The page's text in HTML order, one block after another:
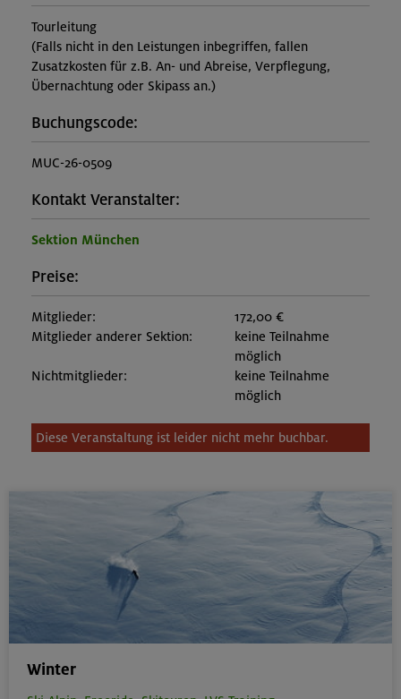
Tourleitung
(Falls nicht in den Leistungen inbegriffen, fallen
Zusatzkosten für z.B. An- und Abreise, Verpflegung,
Übernachtung oder Skipass an.)
Buchungscode:
MUC-26-0509
Kontakt Veranstalter:
Sektion München
Preise:
Mitglieder:
172,00 €
Mitglieder anderer Sektion:
keine Teilnahme
möglich
Nichtmitglieder:
keine Teilnahme
möglich
Diese Veranstaltung ist leider nicht mehr buchbar.
Winter